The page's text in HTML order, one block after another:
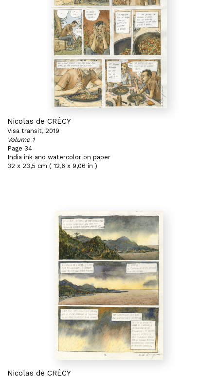
Nicolas de CRÉCY
Visa transit, 2019
Volume 1
Page 34
India ink and watercolor on paper
32 x 23,5 cm ( 12,6 x 9,06 in )
Nicolas de CRÉCY